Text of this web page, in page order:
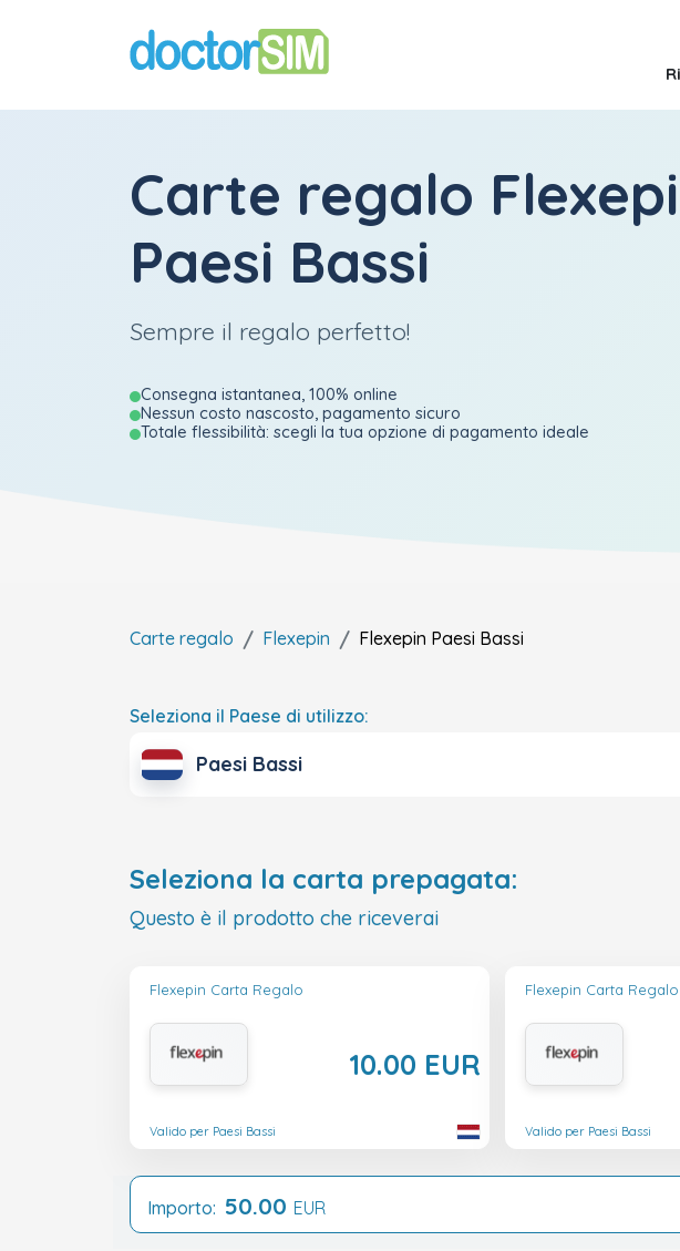
Carte regalo
Paesi Bassi
Sempre il regalo perfetto!
Consegna istantanea, 100% online
Nessun costo nascosto, pagamento sicuro
Totale flessibilità: scegli la tua opzione di pagamento ideale
Carte regalo Flexepin Flexepin Paesi Bassi
Seleziona il Paese di utilizzo:
Paesi Bassi
Seleziona la carta prepagata:
Questo è il prodotto che riceverai
Flexepin Carta Regalo
10.00 EUR
Valido per Paesi Bassi
Flexepin Carta Regalo
Valido per Paesi Bassi
Importo: 50.00 EUR